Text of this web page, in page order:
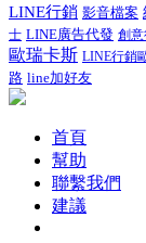
LINE行銷 影音檔案
士 LINE廣告代發 創
歐瑞卡斯 LINE行銷
路 line加好友
首頁
幫助
聯繫我們
建議